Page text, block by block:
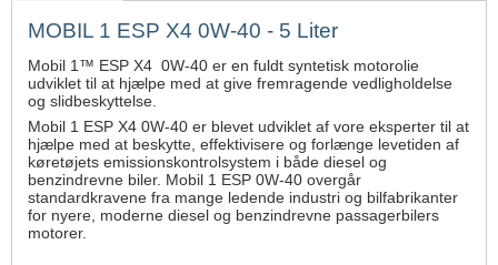
MOBIL 1 ESP X4 0W-40 - 5 Liter
Mobil 1™ ESP X4 0W-40 er en fuldt syntetisk motorolie
udviklet til at hjælpe med at give fremragende vedligholdelse
og slidbeskyttelse.
Mobil 1 ESP X4 0W-40 er blevet udviklet af vore eksperter til at
hjælpe med at beskytte, effektivisere og forlænge levetiden af
køretøjets emissionskontrolsystem i både diesel og
benzindrevne biler. Mobil 1 ESP 0W-40 overgår
standardkravene fra mange ledende industri og bilfabrikanter
for nyere, moderne diesel og benzindrevne passagerbilers
motorer.